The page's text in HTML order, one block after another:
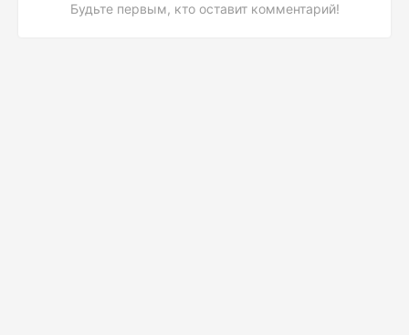
Будьте первым, кто оставит комментарий!